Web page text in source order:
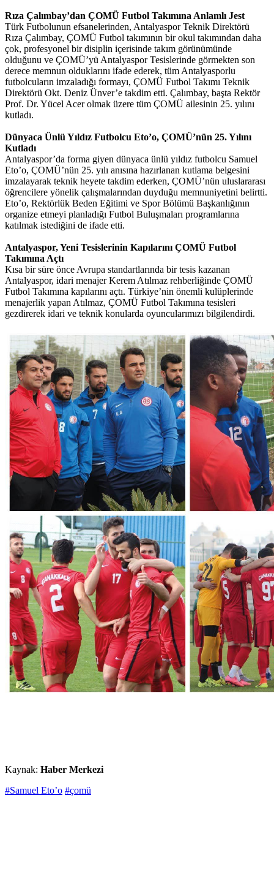
Rıza Çalımbay’dan ÇOMÜ Futbol Takımına Anlamlı Jest
Türk Futbolunun efsanelerinden, Antalyaspor Teknik Direktörü
Rıza Çalımbay, ÇOMÜ Futbol takımının bir okul takımından daha
çok, profesyonel bir disiplin içerisinde takım görünümünde
olduğunu ve ÇOMÜ’yü Antalyaspor Tesislerinde görmekten son
derece memnun olduklarını ifade ederek, tüm Antalyasporlu
futbolcuların imzaladığı formayı, ÇOMÜ Futbol Takımı Teknik
Direktörü Okt. Deniz Ünver’e takdim etti. Çalımbay, başta Rektör
Prof. Dr. Yücel Acer olmak üzere tüm ÇOMÜ ailesinin 25. yılını
kutladı.
Dünyaca Ünlü Yıldız Futbolcu Eto’o, ÇOMÜ’nün 25. Yılını
Kutladı
Antalyaspor’da forma giyen dünyaca ünlü yıldız futbolcu Samuel
Eto’o, ÇOMÜ’nün 25. yılı anısına hazırlanan kutlama belgesini
imzalayarak teknik heyete takdim ederken, ÇOMÜ’nün uluslararası
öğrencilere yönelik çalışmalarından duyduğu memnuniyetini belirtti.
Eto’o, Rektörlük Beden Eğitimi ve Spor Bölümü Başkanlığının
organize etmeyi planladığı Futbol Buluşmaları programlarına
katılmak istediğini de ifade etti.
Antalyaspor, Yeni Tesislerinin Kapılarını ÇOMÜ Futbol
Takımına Açtı
Kısa bir süre önce Avrupa standartlarında bir tesis kazanan
Antalyaspor, idari menajer Kerem Atılmaz rehberliğinde ÇOMÜ
Futbol Takımına kapılarını açtı. Türkiye’nin önemli kulüplerinde
menajerlik yapan Atılmaz, ÇOMÜ Futbol Takımına tesisleri
gezdirerek idari ve teknik konularda oyuncularımızı bilgilendirdi.
Kaynak: Haber Merkezi
#Samuel Eto’o #çomü